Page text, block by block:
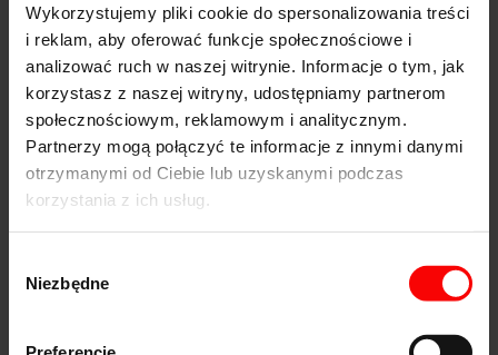
Wykorzystujemy pliki cookie do spersonalizowania treści
i reklam, aby oferować funkcje społecznościowe i
analizować ruch w naszej witrynie. Informacje o tym, jak
korzystasz z naszej witryny, udostępniamy partnerom
społecznościowym, reklamowym i analitycznym.
Partnerzy mogą połączyć te informacje z innymi danymi
otrzymanymi od Ciebie lub uzyskanymi podczas
korzystania z ich usług.
zgody
Niezbędne
GT TOOLS to nie tylko dystrybutor, ale także
sprawdzony partner i doradca techniczny, który od
ponad 30 lat wspiera profesjonalistów. Współpracujemy
z renomowanymi producentami i dostarczamy narzędzia
stworzone do wymagających aplikacji – zarówno jeśli
chodzi o piły do formatyzerki, jak i inne narzędzia do
obróbki drewna. Jako kontynuator marki DIMAR łączymy
tradycję z nowoczesnością i
oferujemy
profesjonalne doradztwo w zakresie doboru
odpowiednich narzędzi
profesjonalne piły
tarczowe do drewna
, a w razie pytań zapraszamy do